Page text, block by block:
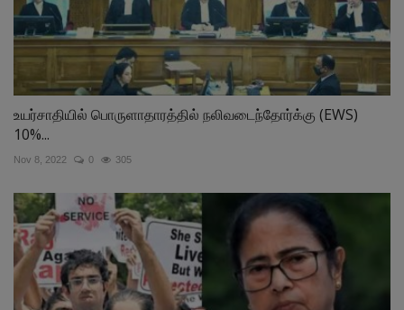
உயர்சாதியில் பொருளாதாரத்தில் நலிவடைந்தோர்க்கு (EWS)
10%...
Nov 8, 2022 0 305